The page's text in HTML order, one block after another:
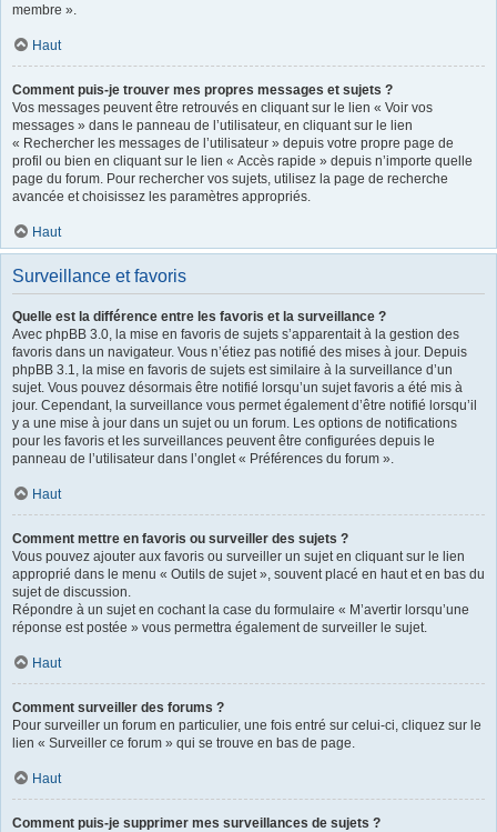
membre ».
Haut
Comment puis-je trouver mes propres messages et sujets ?
Vos messages peuvent être retrouvés en cliquant sur le lien « Voir vos
messages » dans le panneau de l’utilisateur, en cliquant sur le lien
« Rechercher les messages de l’utilisateur » depuis votre propre page de
profil ou bien en cliquant sur le lien « Accès rapide » depuis n’importe quelle
page du forum. Pour rechercher vos sujets, utilisez la page de recherche
avancée et choisissez les paramètres appropriés.
Haut
Surveillance et favoris
Quelle est la différence entre les favoris et la surveillance ?
Avec phpBB 3.0, la mise en favoris de sujets s’apparentait à la gestion des
favoris dans un navigateur. Vous n’étiez pas notifié des mises à jour. Depuis
phpBB 3.1, la mise en favoris de sujets est similaire à la surveillance d’un
sujet. Vous pouvez désormais être notifié lorsqu’un sujet favoris a été mis à
jour. Cependant, la surveillance vous permet également d’être notifié lorsqu’il
y a une mise à jour dans un sujet ou un forum. Les options de notifications
pour les favoris et les surveillances peuvent être configurées depuis le
panneau de l’utilisateur dans l’onglet « Préférences du forum ».
Haut
Comment mettre en favoris ou surveiller des sujets ?
Vous pouvez ajouter aux favoris ou surveiller un sujet en cliquant sur le lien
approprié dans le menu « Outils de sujet », souvent placé en haut et en bas du
sujet de discussion.
Répondre à un sujet en cochant la case du formulaire « M’avertir lorsqu’une
réponse est postée » vous permettra également de surveiller le sujet.
Haut
Comment surveiller des forums ?
Pour surveiller un forum en particulier, une fois entré sur celui-ci, cliquez sur le
lien « Surveiller ce forum » qui se trouve en bas de page.
Haut
Comment puis-je supprimer mes surveillances de sujets ?